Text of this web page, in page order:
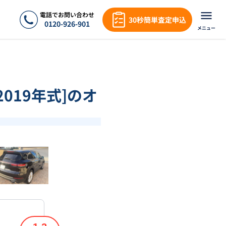
電話でお問い合わせ
0120-926-901 30秒簡単査定申込
メニュー
年式]のオ
1/18